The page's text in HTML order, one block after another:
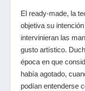
El ready-made, la
objetiva su
intervinieran las
gusto artístico.
época en que
había agotado,
podían entenderse